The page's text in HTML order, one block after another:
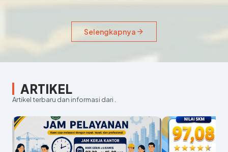
Selengkapnya
ARTIKEL
Artikel terbaru dan informasi dari .